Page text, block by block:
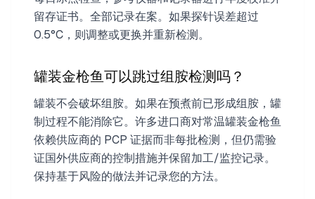
留存证书。全部记录在案。如果探针误差超过
0.5°C，则调整或更换并重新检测。
罐装金枪鱼可以跳过组胺检测吗？
罐装不会破坏组胺。如果在预煮前已形成组胺，罐
制过程不能消除它。许多进口商对常温罐装金枪鱼
依赖供应商的 PCP 证据而非每批检测，但仍需验
证国外供应商的控制措施并保留加工/监控记录。
保持基于风险的做法并记录您的方法。